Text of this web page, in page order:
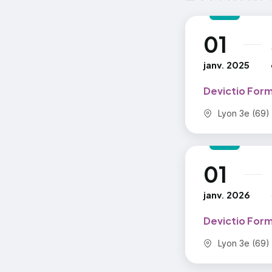
TRAVAIL
01
janv. 2025
au
Devictio
Commune :
Lyon 3e (69)
01
janv. 2026
au
Devictio
Commune :
Lyon 3e (69)